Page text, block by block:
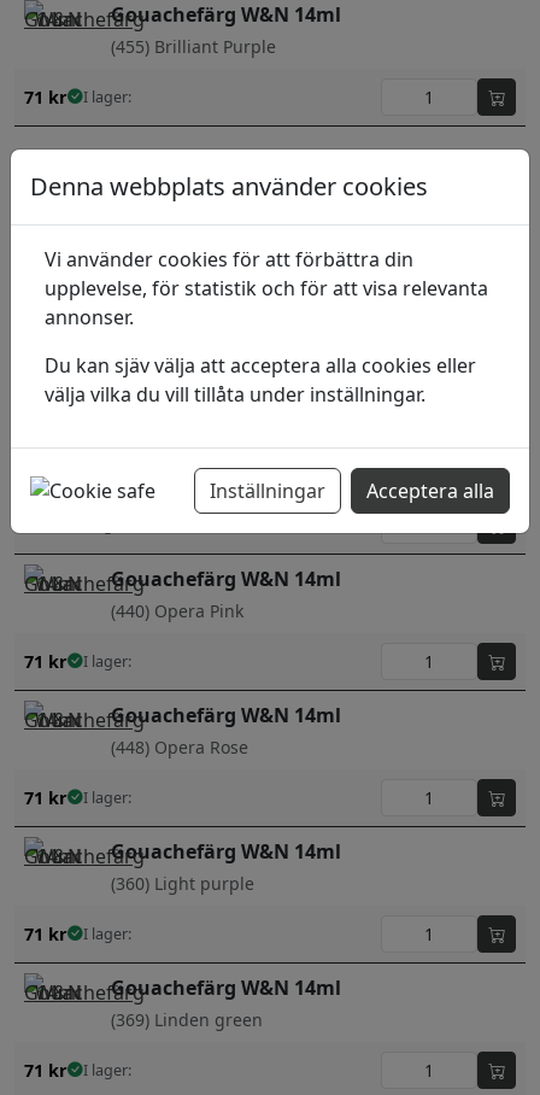
Gouachefärg W&N 14ml
(455) Brilliant Purple
71 kr I lager:
(459) Oxid of chromium
71kr I lager:
Gouachefärg W&N 14ml
105kr I lager:
Gouachefärg W&N 14ml
(436) Neutral grey
Gouachefärg W&N 14ml
(440) Opera Pink
71 kr I lager:
Gouachefärg W&N 14ml
(448) Opera Rose
71 kr I lager:
Gouachefärg W&N 14ml
(360) Light purple
71 kr I lager:
Gouachefärg W&N 14ml
(369) Linden green
71 kr I lager:
Denna webbplats använder cookies
Vi använder cookies för att förbättra din
upplevelse, för statistik och för att visa relevanta
annonser.
Du kan sjäv välja att acceptera alla cookies eller
välja vilka du vill tillåta under inställningar.
Inställningar Acceptera alla